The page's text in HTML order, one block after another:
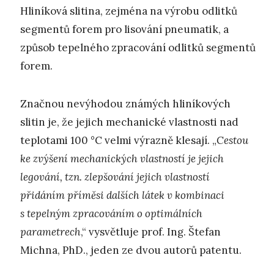
Hliníková slitina, zejména na výrobu odlitků
segmentů forem pro lisování pneumatik, a
způsob tepelného zpracování odlitků segmentů
forem.
Značnou nevýhodou známých hliníkových
slitin je, že jejich mechanické vlastnosti nad
teplotami 100 °C velmi výrazně klesají. „Cestou
ke zvýšení mechanických vlastností je jejich
legování, tzn. zlepšování jejich vlastností
přidáním příměsi dalších látek v kombinaci
s tepelným zpracováním o optimálních
parametrech,“ vysvětluje prof. Ing. Štefan
Michna, PhD., jeden ze dvou autorů patentu.